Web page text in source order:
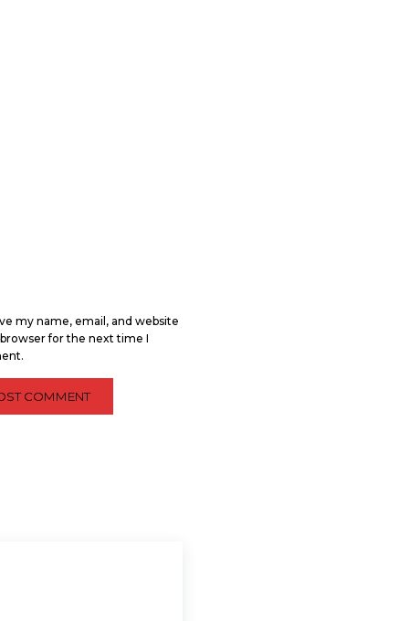
my name, email, and website
for the next time I